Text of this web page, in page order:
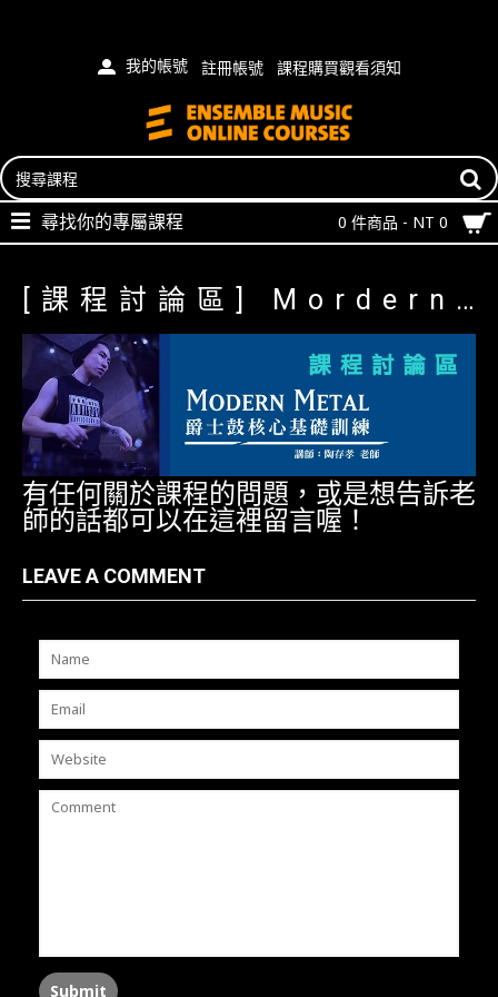
我的帳號 註冊帳號 課程購買觀看須知
0 件商品 - NT 0
尋找你的專屬課程
[課程討論區] Mordern Metal 爵士鼓金屬核心訓練
有任何關於課程的問題，或是想告訴老
師的話都可以在這裡留言喔！
LEAVE A COMMENT
Submit